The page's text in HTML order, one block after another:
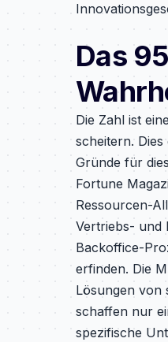
Das
Die Zahl ist
scheitern.
Gründe für
Fortune
Ressourcen-
Vertriebs- und
Backoffice-
erfinden. Die
Lösungen von
schaffen nur
spezifische